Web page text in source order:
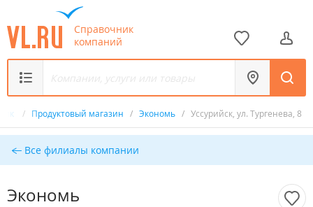
Справочник
компаний
/ Продуктовый магазин / Экономь / Уссурийск, ул. Тургенева, 8
Все филиалы компании
Экономь